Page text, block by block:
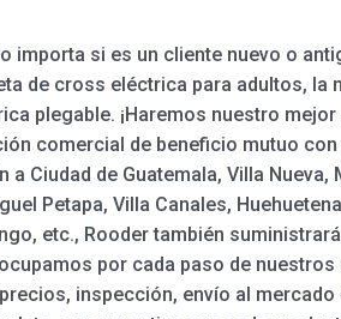
importa si es un cliente nuevo o
de cross eléctrica para adultos, la
plegable. ¡Haremos nuestro
comercial de beneficio mutuo con
Ciudad de Guatemala, Villa Nueva,
Petapa, Villa Canales,
etc., Rooder también
por cada paso de
inspección, envío al mercado